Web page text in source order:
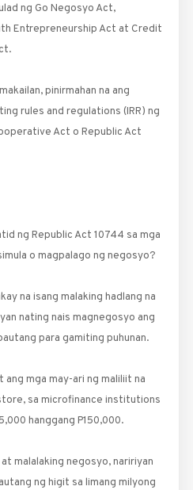
ng Go Negosyo Act,
Entrepreneurship Act at Credit
pinirmahan na ang
rules and regulations (IRR) ng
Act o Republic Act
ng Republic Act 10744 sa mga
o magpalago ng negosyo?
na isang malaking hadlang na
nating nais magnegosyo ang
para gamiting puhunan.
ang mga may-ari ng maliliit na
sa microfinance institutions
hanggang P150,000.
malalaking negosyo, naririyan
ng higit sa limang mil­yong